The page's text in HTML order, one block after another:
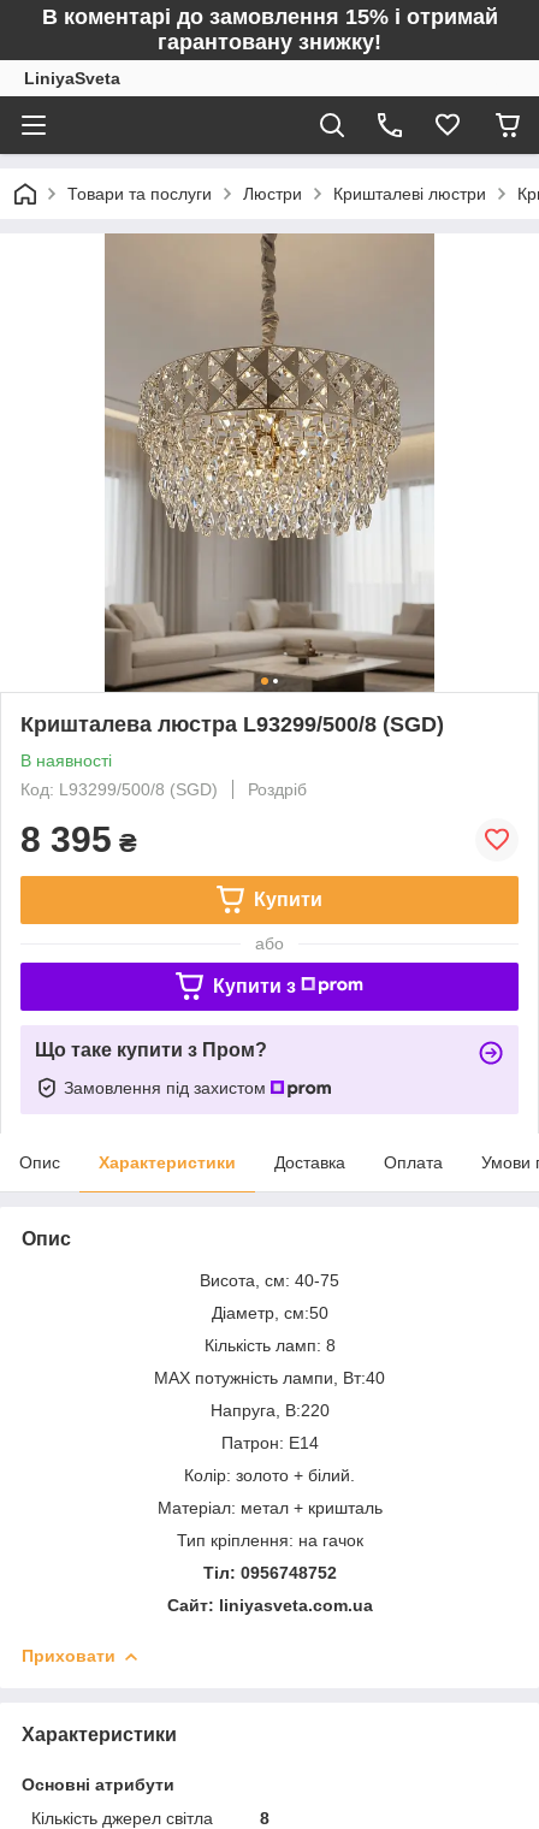
В коментарі до замовлення 15% і отримай
гарантовану знижку!
LiniyaSveta
Товари та послуги Люстри Кришталеві люстри
Кришталева люстра L93299/500/8 (SGD)
В наявності
Код: L93299/500/8 (SGD)
Роздріб
8 395 ₴
Купити
або
Купити з
Що таке купити з Пром?
Замовлення під захистом
Опис Характеристики Доставка Оплата Умови
Опис
Висота, см: 40-75
Діаметр, см:50
Кількість ламп: 8
MAX потужність лампи, Вт:40
Напруга, В:220
Патрон: Е14
Колір: золото + білий.
Матеріал: метал + кришталь
Тип кріплення: на гачок
Тіл: 0956748752
Сайт: liniyasveta.com.ua
Приховати
Характеристики
Основні атрибути
Кількість джерел світла
8